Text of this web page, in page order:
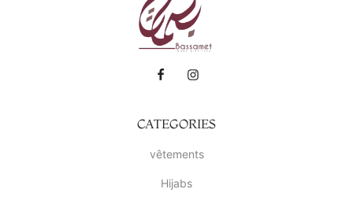
CATEGORIES
vêtements
Hijabs